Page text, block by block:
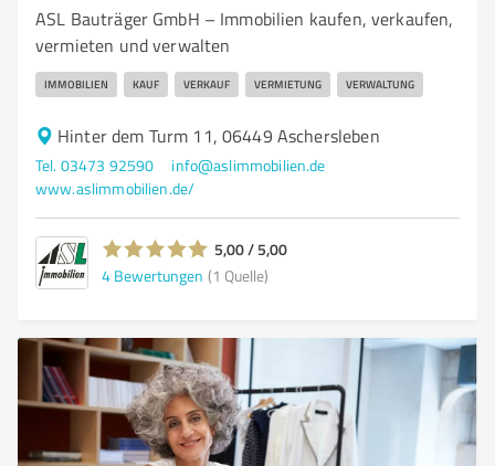
ASL Bauträger GmbH – Immobilien kaufen, verkaufen,
vermieten und verwalten
IMMOBILIEN KAUF VERKAUF VERMIETUNG VERWALTUNG
Hinter dem Turm 11, 06449 Aschersleben
Tel. 03473 92590
info@aslimmobilien.de
www.aslimmobilien.de/
5,00 / 5,00
4 Bewertungen (1 Quelle)